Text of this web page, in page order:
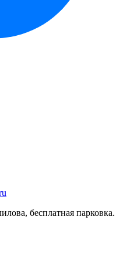
бесплатная парковка.